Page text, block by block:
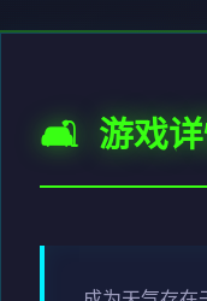
🛋️ 游戏详